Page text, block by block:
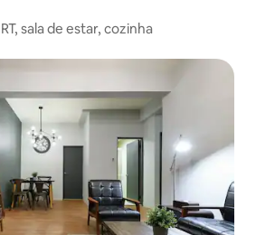
sala de estar, cozinha